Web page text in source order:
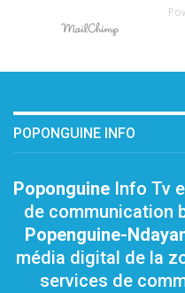
POPONGUINE INFO
Poponguine Info Tv
de communication
Popenguine-
média digital de la
services de